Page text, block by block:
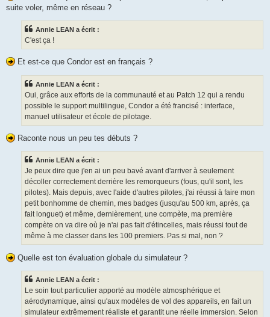
suite voler, même en réseau ?
Annie LEAN a écrit :
C'est ça !
Et est-ce que Condor est en français ?
Annie LEAN a écrit :
Oui, grâce aux efforts de la communauté et au Patch 12 qui a rendu
possible le support multilingue, Condor a été francisé : interface,
manuel utilisateur et école de pilotage.
Raconte nous un peu tes débuts ?
Annie LEAN a écrit :
Je peux dire que j'en ai un peu bavé avant d'arriver à seulement
décoller correctement derrière les remorqueurs (fous, qu'il sont, les
pilotes). Mais depuis, avec l'aide d'autres pilotes, j'ai réussi à faire mon
petit bonhomme de chemin, mes badges (jusqu'au 500 km, après, ça
fait longuet) et même, dernièrement, une compète, ma première
compète on va dire où je n'ai pas fait d'étincelles, mais réussi tout de
même à me classer dans les 100 premiers. Pas si mal, non ?
Quelle est ton évaluation globale du simulateur ?
Annie LEAN a écrit :
Le soin tout particulier apporté au modèle atmosphérique et
aérodynamique, ainsi qu'aux modèles de vol des appareils, en fait un
simulateur extrêmement réaliste et garantit une réelle immersion. Selon